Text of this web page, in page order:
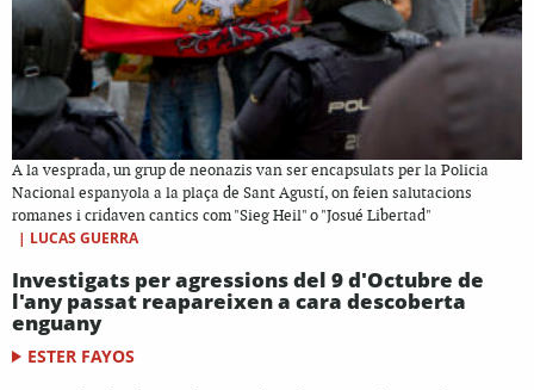
A la vesprada, un grup de neonazis van ser encapsulats per la Policia
Nacional espanyola a la plaça de Sant Agustí, on feien salutacions
romanes i cridaven cantics com "Sieg Heil" o "Josué Libertad"
| LUCAS GUERRA
Investigats per agressions del 9 d'Octubre de
l'any passat reapareixen a cara descoberta
enguany
ESTER FAYOS